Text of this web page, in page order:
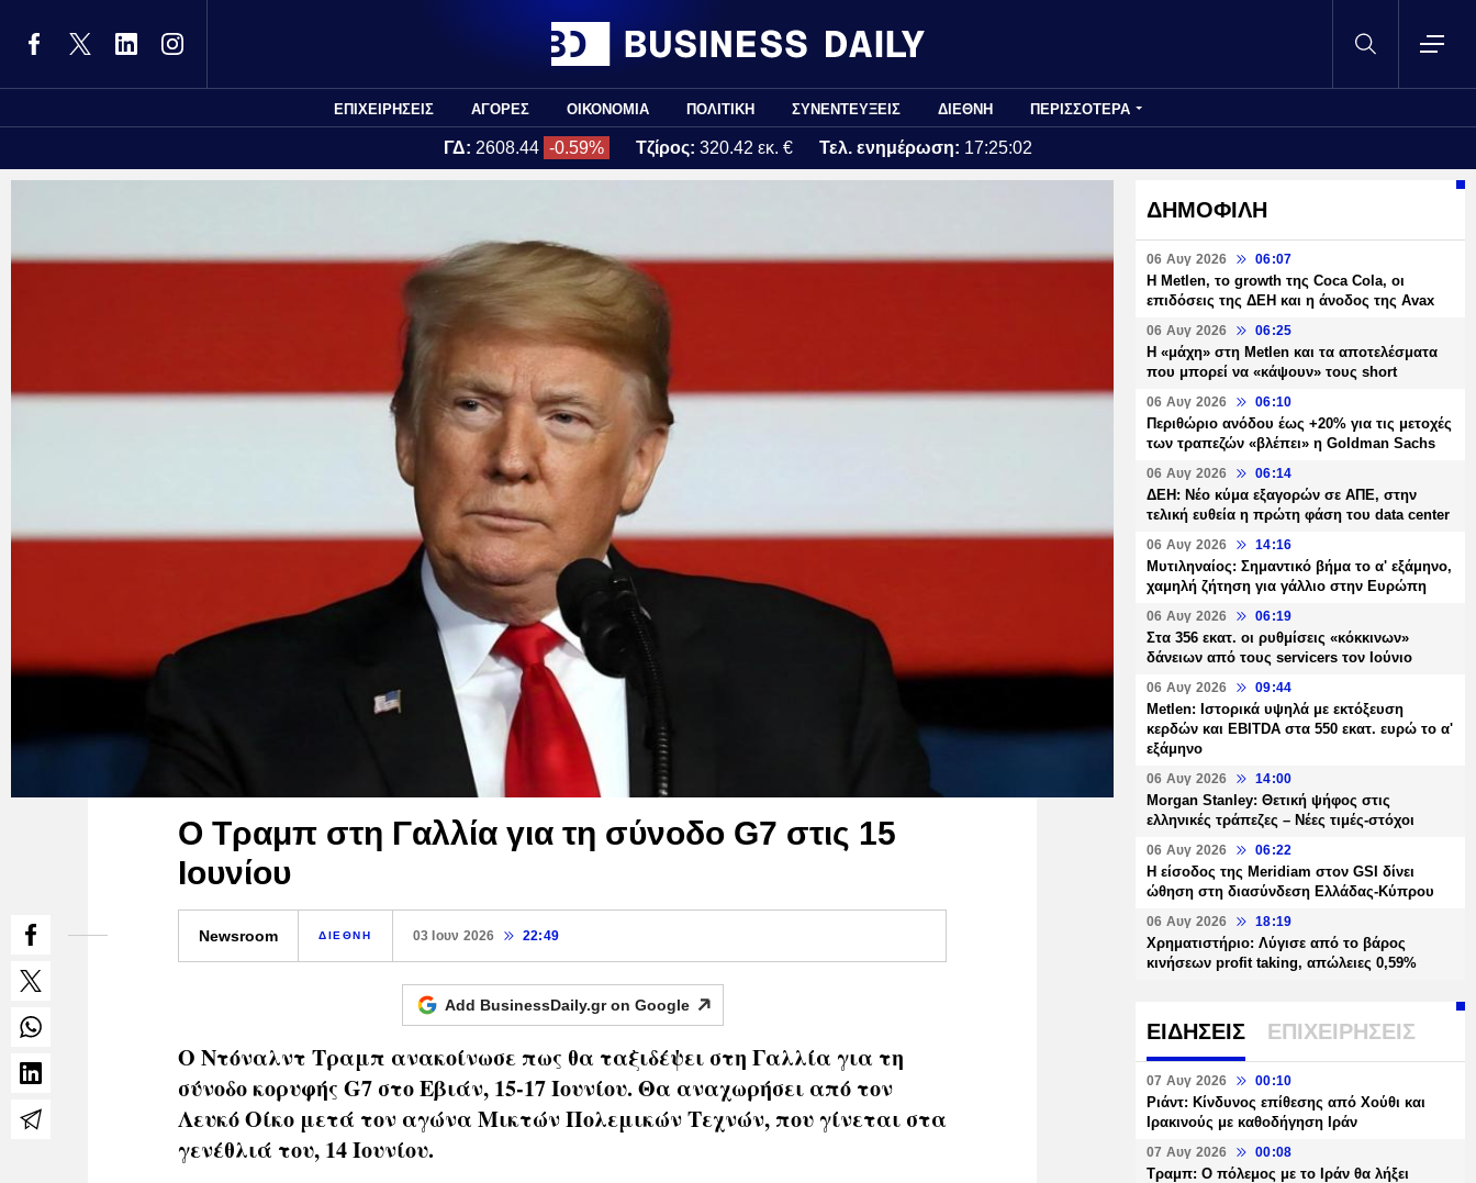
ΕΠΙΧΕΙΡΗΣΕΙΣ ΑΓΟΡΕΣ ΟΙΚΟΝΟΜΙΑ ΠΟΛΙΤΙΚΗ ΣΥΝΕΝΤΕΥΞΕΙΣ ΔΙΕΘΝΗ ΠΕΡΙΣΣΟΤΕΡΑ
ΓΔ: 2608.44 -0.59% Τζίρος: 320.42 εκ. € Τελ. ενημέρωση: 17:25:02
Ο Τραμπ στη Γαλλία για τη σύνοδο G7 στις 15
Ιουνίου
Newsroom ΔΙΕΘΝΗ 03 Ιουν 2026 22:49
Add BusinessDaily.gr on Google
Ο Ντόναλντ Τραμπ ανακοίνωσε πως θα ταξιδέψει στη Γαλλία για τη
σύνοδο κορυφής G7 στο Εβιάν, 15-17 Ιουνίου. Θα αναχωρήσει από τον
Λευκό Οίκο μετά τον αγώνα Μικτών Πολεμικών Τεχνών, που γίνεται στα
γενέθλιά του, 14 Ιουνίου.
ΔΗΜΟΦΙΛΗ
06 Αυγ 2026 06:07
H Metlen, το growth της Coca Cola, οι
επιδόσεις της ΔΕΗ και η άνοδος της Avax
06 Αυγ 2026 06:25
H «μάχη» στη Metlen και τα αποτελέσματα
που μπορεί να «κάψουν» τους short
06 Αυγ 2026 06:10
Περιθώριο ανόδου έως +20% για τις μετοχές
των τραπεζών «βλέπει» η Goldman Sachs
06 Αυγ 2026 06:14
ΔΕΗ: Νέο κύμα εξαγορών σε ΑΠΕ, στην
τελική ευθεία η πρώτη φάση του data center
06 Αυγ 2026 14:16
Μυτιληναίος: Σημαντικό βήμα το α' εξάμηνο,
χαμηλή ζήτηση για γάλλιο στην Ευρώπη
06 Αυγ 2026 06:19
Στα 356 εκατ. οι ρυθμίσεις «κόκκινων»
δάνειων από τους servicers τον Ιούνιο
06 Αυγ 2026 09:44
Metlen: Ιστορικά υψηλά με εκτόξευση
κερδών και EBITDA στα 550 εκατ. ευρώ το α'
εξάμηνο
06 Αυγ 2026 14:00
Morgan Stanley: Θετική ψήφος στις
ελληνικές τράπεζες – Νέες τιμές-στόχοι
06 Αυγ 2026 06:22
Η είσοδος της Meridiam στον GSI δίνει
ώθηση στη διασύνδεση Ελλάδας-Κύπρου
06 Αυγ 2026 18:19
Χρηματιστήριο: Λύγισε από το βάρος
κινήσεων profit taking, απώλειες 0,59%
ΕΙΔΗΣΕΙΣ ΕΠΙΧΕΙΡΗΣΕΙΣ
07 Αυγ 2026 00:10
Ριάντ: Κίνδυνος επίθεσης από Χούθι και
Ιρακινούς με καθοδήγηση Ιράν
07 Αυγ 2026 00:08
Τραμπ: Ο πόλεμος με το Ιράν θα λήξει